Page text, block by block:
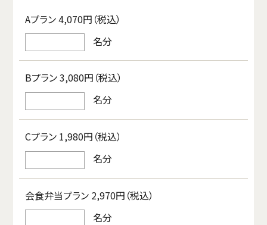
Aプラン 4,070円（税込）
名分
Bプラン 3,080円（税込）
名分
Cプラン 1,980円（税込）
名分
会食弁当プラン 2,970円（税込）
名分